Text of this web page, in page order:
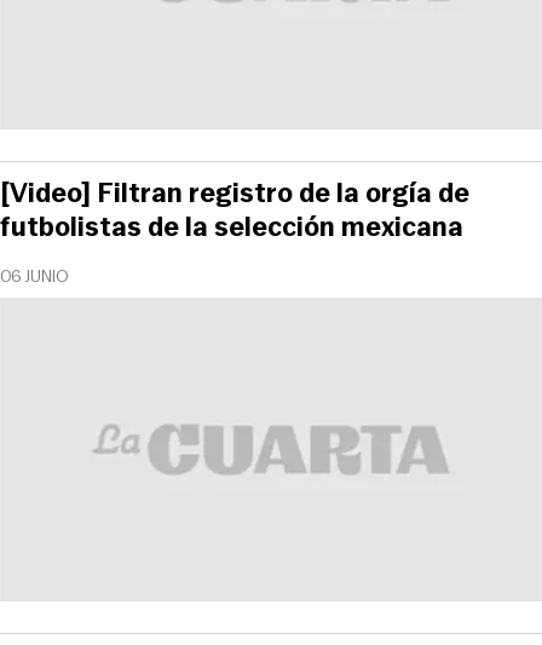
06 JUNIO
[Video] Filtran registro de la orgía de
futbolistas de la selección mexicana